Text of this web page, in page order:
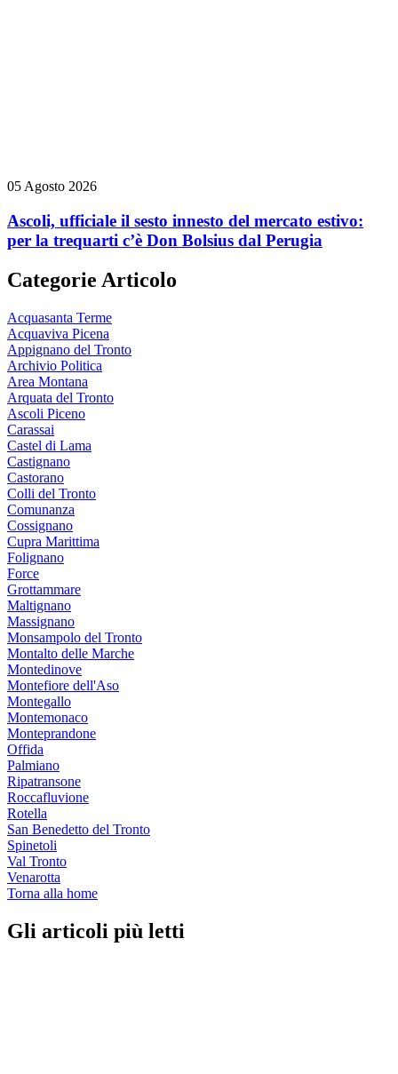
05 Agosto 2026
Ascoli, ufficiale il sesto innesto del mercato estivo:
per la trequarti c’è Don Bolsius dal Perugia
Categorie Articolo
Acquasanta Terme
Acquaviva Picena
Appignano del Tronto
Archivio Politica
Area Montana
Arquata del Tronto
Ascoli Piceno
Carassai
Castel di Lama
Castignano
Castorano
Colli del Tronto
Comunanza
Cossignano
Cupra Marittima
Folignano
Force
Grottammare
Maltignano
Massignano
Monsampolo del Tronto
Montalto delle Marche
Montedinove
Montefiore dell'Aso
Montegallo
Montemonaco
Monteprandone
Offida
Palmiano
Ripatransone
Roccafluvione
Rotella
San Benedetto del Tronto
Spinetoli
Val Tronto
Venarotta
Torna alla home
Gli articoli più letti